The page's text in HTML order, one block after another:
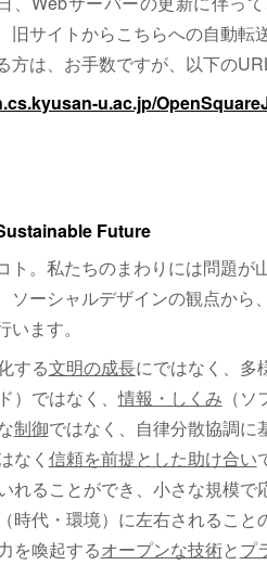
旧サイトからこちらへの自動転
方は、お手数ですが、以下の
u.ac.jp/
Future
ト。私たちのまわりには問題が
ソーシャルデザインの観点から
ます。
する文明の成長にではなく、多
）ではなく、情報・しくみ （
制御ではなく、自律分散協調に
なく 信頼を前提とした助け合い
れることができ、小さな規模で
時代・環境）に左右されること
を喚起するオープンな技術とプ